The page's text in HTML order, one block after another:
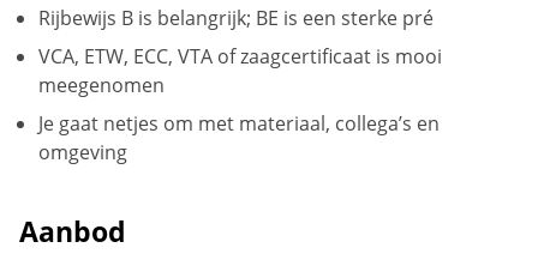
Rijbewijs B is belangrijk; BE is een sterke pré
VCA, ETW, ECC, VTA of zaagcertificaat is mooi
meegenomen
Je gaat netjes om met materiaal, collega’s en
omgeving
Aanbod